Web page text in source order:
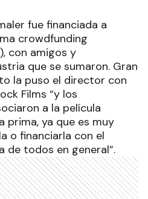
fue financiada a
crowdfunding
con amigos y
que se sumaron. Gran
la puso el director con
Films “y los
a la película
prima, ya que es muy
o financiarla con el
de todos en general”.